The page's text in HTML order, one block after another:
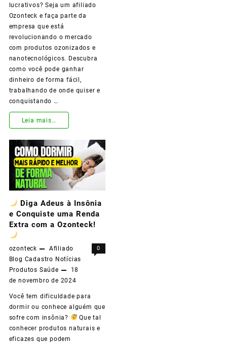
lucrativos? Seja um afiliado
Ozonteck e faça parte da
empresa que está
revolucionando o mercado
com produtos ozonizados e
nanotecnológicos. Descubra
como você pode ganhar
dinheiro de forma fácil,
trabalhando de onde quiser e
conquistando …
Junte-
à
Ozonteck
e
Transforme
Nosso
de
Afiliados!
Leia mais…
Diga Adeus à Insônia
e Conquiste uma Renda
Extra com a Ozonteck!
ozonteck
Afiliado
Blog Cadastro Notícias
Produtos Saúde
18
de novembro de 2024
0
Você tem dificuldade para
dormir ou conhece alguém que
sofre com insônia?
Que tal
conhecer produtos naturais e
eficazes que podem